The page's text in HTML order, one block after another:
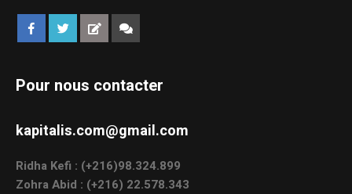
Pour nous contacter
kapitalis.com@gmail.com
Ridha Kefi : (+216)98.324.899
Zohra Abid : (+216) 22.578.343